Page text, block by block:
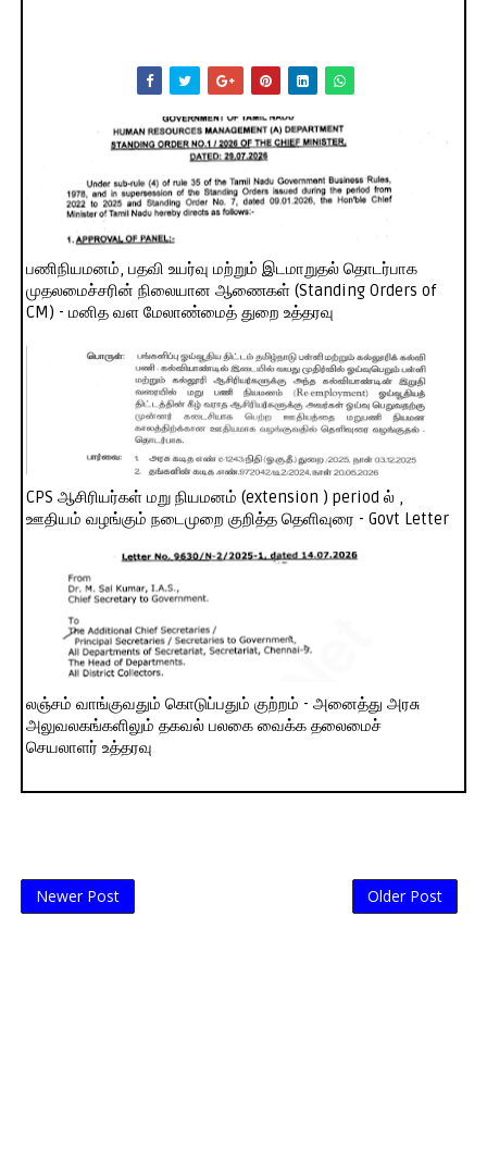
பணிநியமனம், பதவி உயர்வு மற்றும் இடமாறுதல் தொடர்பாக
முதலமைச்சரின் நிலையான ஆணைகள் (Standing Orders of
CM) - மனித வள மேலாண்மைத் துறை உத்தரவு
CPS ஆசிரியர்கள் மறு நியமனம் (extension ) period ல் ,
ஊதியம் வழங்கும் நடைமுறை குறித்த தெளிவுரை - Govt Letter
லஞ்சம் வாங்குவதும் கொடுப்பதும் குற்றம் - அனைத்து அரசு
அலுவலகங்களிலும் தகவல் பலகை வைக்க தலைமைச்
செயலாளர் உத்தரவு
Newer Post Older Post